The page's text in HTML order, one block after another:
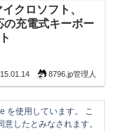
クロソフト、
充電式キーボー
8796.jp管理人
を使用しています。 こ
したとみなされます。